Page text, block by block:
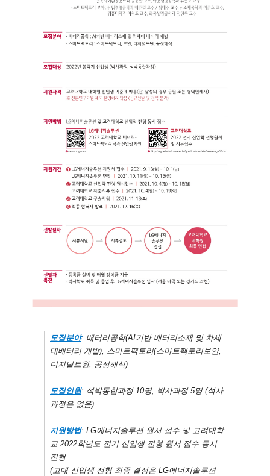
모집분야: 배터리공학(AI기반 배터리소재 및 차세
대배터리 개발), 스마트팩토리(스마트팩토리보안,
디지털트윈, 공정해석)
모집인원: 석박통합과정 10명, 박사과정 5명 (석사
과정은 없음)
지원방법: LG에너지솔루션 원서 접수 및 고려대학
교 2022학년도 전기 신입생 전형 원서 접수 동시
진행
(고대 신입생 전형 최종 결정은 LG에너지솔루션